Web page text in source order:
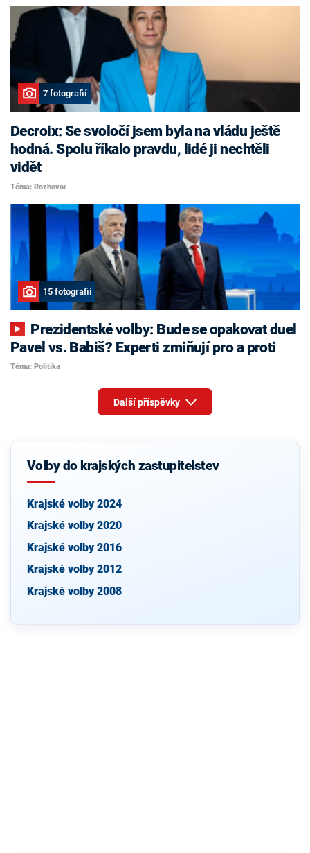
7 fotografií
Decroix: Se svoločí jsem byla na vládu ještě
hodná. Spolu říkalo pravdu, lidé ji nechtěli
vidět
Téma: Rozhovor
15 fotografií
Pavel vs. Babiš? Experti zmiňují pro a proti
Téma: Politika
Další příspěvky
Volby do krajských zastupitelstev
Krajské volby 2024
Krajské volby 2020
Krajské volby 2016
Krajské volby 2012
Krajské volby 2008